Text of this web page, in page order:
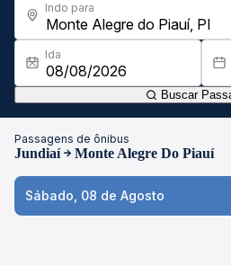
Indo para
Ida
Buscar
Passagens de ônibus
Jundiaí Monte Alegre Do Piauí
Sábado, 08 de Agosto